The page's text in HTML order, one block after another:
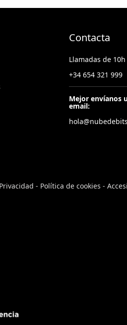
Contacta
Llamadas de
+34 654 321 999
Mejor envíanos
email:
Privacidad - Política de cookies -